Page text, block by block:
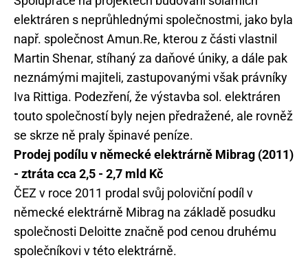
elektráren s neprůhlednými společnostmi, jako byla
např. společnost Amun.Re, kterou z části vlastnil
Martin Shenar, stíhaný za daňové úniky, a dále pak
neznámými majiteli, zastupovanými však právníky
Iva Rittiga. Podezření, že výstavba sol. elektráren
touto společností byly nejen předražené, ale rovněž
se skrze ně praly špinavé peníze.
Prodej podílu v německé elektrárně Mibrag (2011)
- ztráta cca 2,5 - 2,7 mld Kč
ČEZ v roce 2011 prodal svůj poloviční podíl v
německé elektrárně Mibrag na základě posudku
společnosti Deloitte značně pod cenou druhému
společníkovi v této elektrárně.